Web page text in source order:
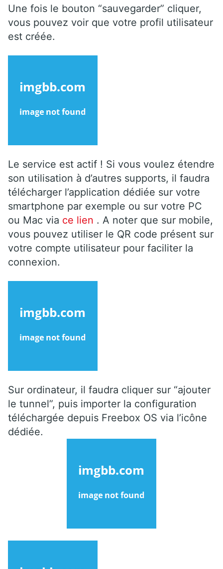
Une fois le bouton “sauvegarder” cliquer,
vous pouvez voir que votre profil utilisateur
est créée.
Le service est actif ! Si vous voulez étendre
son utilisation à d’autres supports, il faudra
télécharger l’application dédiée sur votre
smartphone par exemple ou sur votre PC
ou Mac via ce lien . A noter que sur mobile,
vous pouvez utiliser le QR code présent sur
votre compte utilisateur pour faciliter la
connexion.
Sur ordinateur, il faudra cliquer sur “ajouter
le tunnel”, puis importer la configuration
téléchargée depuis Freebox OS via l’icône
dédiée.